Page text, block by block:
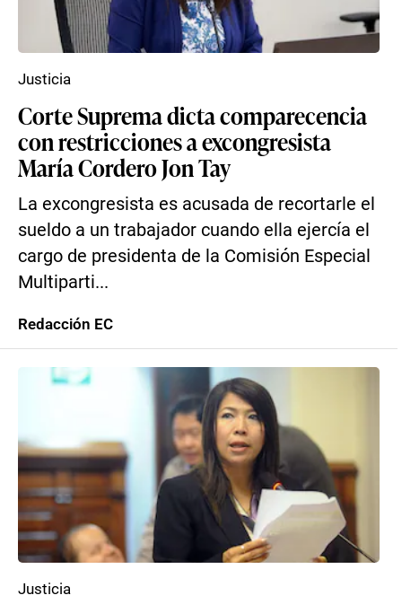
Corte Suprema dicta comparecencia
con restricciones a excongresista
María Cordero Jon Tay
La excongresista es acusada de recortarle el
sueldo a un trabajador cuando ella ejercía el
cargo de presidenta de la Comisión Especial
Multiparti...
Justicia
Redacción EC
Justicia